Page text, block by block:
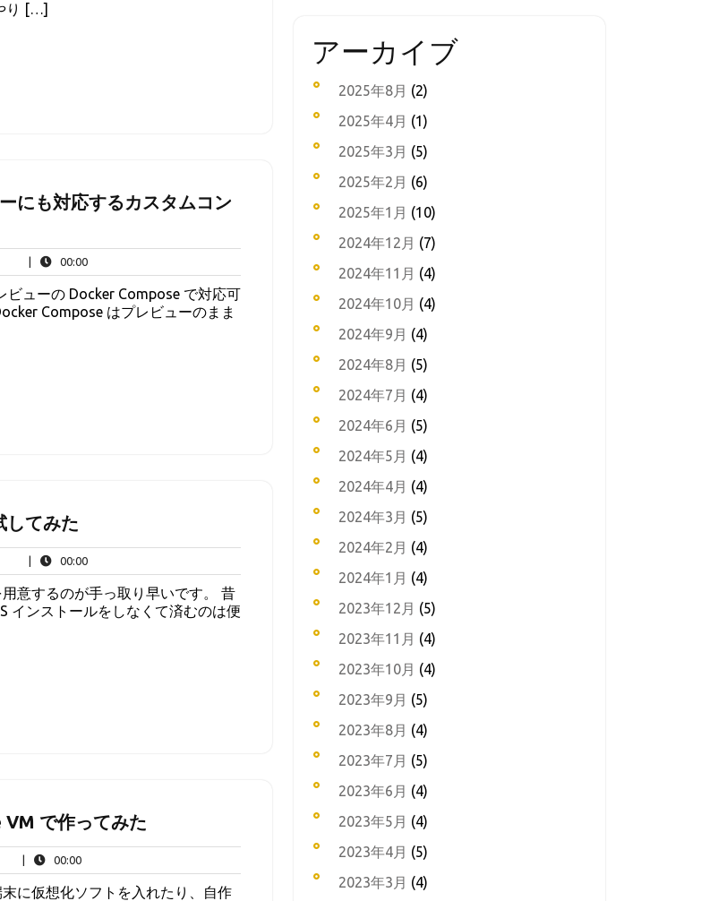
り […]
にも対応するカスタムコン
00:0000:00
ビューの Docker Compose で対応可
Compose はプレビューのまま
てみた
00:0000:00
意するのが手っ取り早いです。 昔
インストールをしなくて済むのは便
で作ってみた
00:0000:00
に仮想化ソフトを入れたり、自作
アーカイブ
2025年8月 (2)
2025年4月 (1)
2025年3月 (5)
2025年2月 (6)
2025年1月 (10)
2024年12月 (7)
2024年11月 (4)
2024年10月 (4)
2024年9月 (4)
2024年8月 (5)
2024年7月 (4)
2024年6月 (5)
2024年5月 (4)
2024年4月 (4)
2024年3月 (5)
2024年2月 (4)
2024年1月 (4)
2023年12月 (5)
2023年11月 (4)
2023年10月 (4)
2023年9月 (5)
2023年8月 (4)
2023年7月 (5)
2023年6月 (4)
2023年5月 (4)
2023年4月 (5)
2023年3月 (4)